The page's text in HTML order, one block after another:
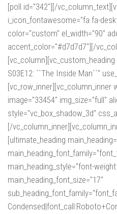
[poll id="342"][/
i_icon_fontawesome="fa fa-
color="custom" el_width="90"
accent_color="#d7d7d7"][/
[vc_column][vc_custom_heading
S03E12: ``The Inside Man``"
[vc_row_inner][vc_column_inner
image="33454" img_size="full"
style="vc_box_shadow_3d"
[/
[ultimate_heading
main_heading_style="font-
main_heading_font_size="17"